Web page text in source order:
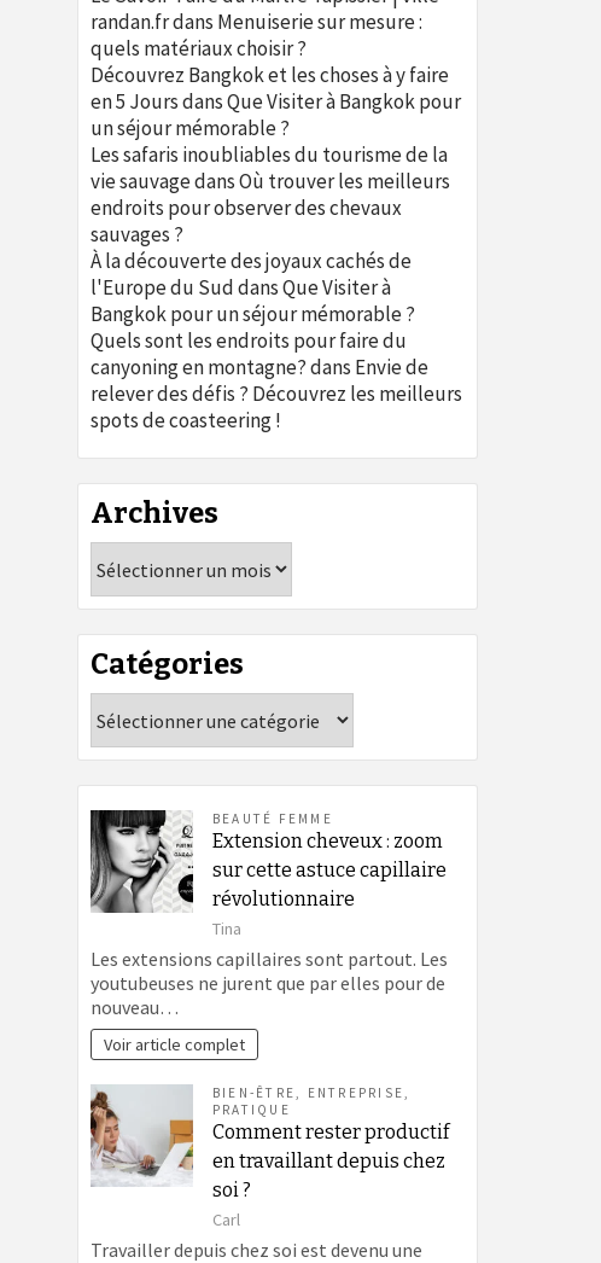
randan.frdans Menuiserie sur mesure :
quels matériaux choisir ?
Découvrez Bangkok et les choses à y faire
en 5 JoursdansQue Visiter à Bangkok pour
un séjour mémorable ?
Les safaris inoubliables du tourisme de la
vie sauvagedansOù trouver les meilleurs
endroits pour observer des chevaux
sauvages ?
À la découverte des joyaux cachés de
l'Europe du SuddansQue Visiter à
Bangkok pour un séjour mémorable ?
Quels sont les endroits pour faire du
canyoning en montagne?dans Envie de
relever des défis ? Découvrez les meilleurs
spots de coasteering !
Archives
Catégories
BEAUTÉ FEMME
Extension cheveux : zoom
sur cette astuce capillaire
révolutionnaire
Tina
Les extensions capillaires sont partout. Les
youtubeuses ne jurent que par elles pour de
nouveau…
Voir article complet
BIEN-ÊTRE, ENTREPRISE,
PRATIQUE
Comment rester productif
en travaillant depuis chez
soi ?
Carl
Travailler depuis chez soi est devenu une